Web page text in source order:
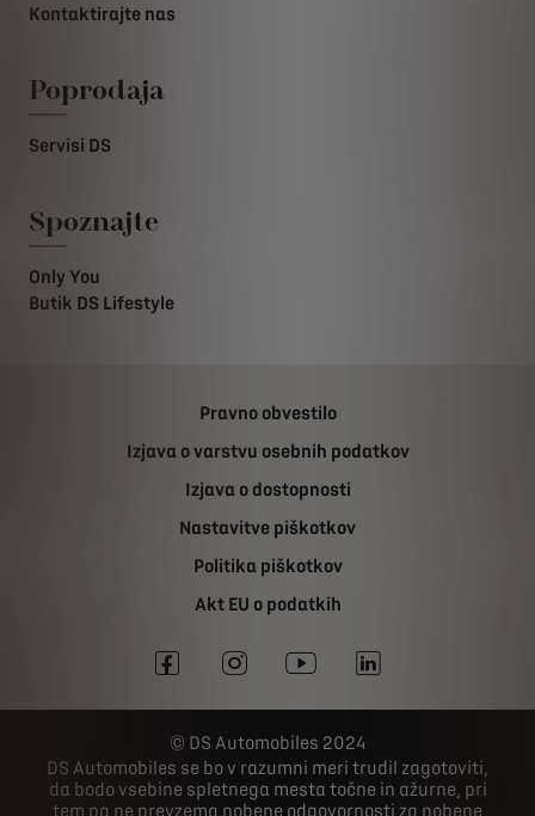
Kontaktirajte nas
Poprodaja
Servisi DS
Spoznajte
Only You
Butik DS Lifestyle
Pravno obvestilo
Izjava o varstvu osebnih podatkov
Izjava o dostopnosti
Nastavitve piškotkov
Politika piškotkov
Akt EU o podatkih
DS Automobiles 2024
DS Automobiles se bo v razumni meri trudil zagotoviti,
da bodo vsebine spletnega mesta točne in ažurne, pri
tem pa ne prevzema nobene odgovornosti za nobene